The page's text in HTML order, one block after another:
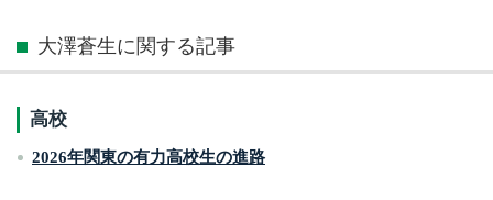
大澤蒼生に関する記事
高校
2026年関東の有力高校生の進路